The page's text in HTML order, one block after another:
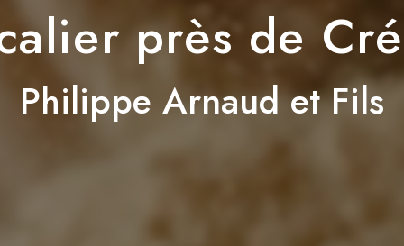
près de
Philippe Arnaud et Fils